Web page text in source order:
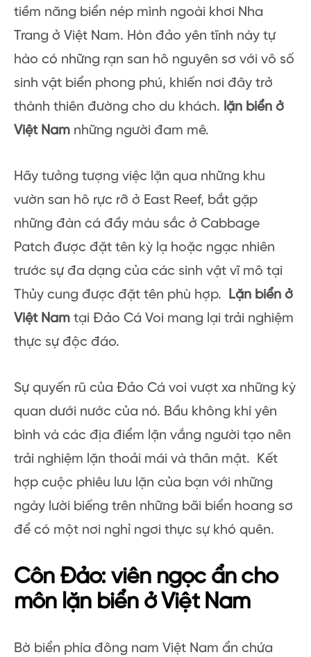
tiềm năng biển nép mình ngoài khơi Nha
Trang ở Việt Nam. Hòn đảo yên tĩnh này tự
hào có những rạn san hô nguyên sơ với vô số
sinh vật biển phong phú, khiến nơi đây trở
thành thiên đường cho du khách. lặn biển ở
Việt Nam những người đam mê.
Hãy tưởng tượng việc lặn qua những khu
vườn san hô rực rỡ ở East Reef, bắt gặp
những đàn cá đầy màu sắc ở Cabbage
Patch được đặt tên kỳ lạ hoặc ngạc nhiên
trước sự đa dạng của các sinh vật vĩ mô tại
Thủy cung được đặt tên phù hợp.
Lặn biển ở
Việt Nam tại Đảo Cá Voi mang lại trải nghiệm
thực sự độc đáo.
Sự quyến rũ của Đảo Cá voi vượt xa những kỳ
quan dưới nước của nó. Bầu không khí yên
bình và các địa điểm lặn vắng người tạo nên
trải nghiệm lặn thoải mái và thân mật. Kết
hợp cuộc phiêu lưu lặn của bạn với những
ngày lười biếng trên những bãi biển hoang sơ
để có một nơi nghỉ ngơi thực sự khó quên.
Côn Đảo: viên ngọc ẩn cho
môn lặn biển ở Việt Nam
Bờ biển phía đông nam Việt Nam ẩn chứa